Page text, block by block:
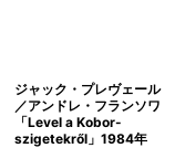
ジャック・プレヴェール
／アンドレ・フランソワ
「Level a Kobor-
szigetekről」1984年